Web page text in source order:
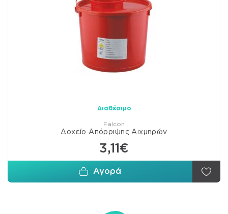
Διαθέσιμο
Falcon
Δοχείο Απόρριψης Αιχμηρών
3,11€
Αγορά